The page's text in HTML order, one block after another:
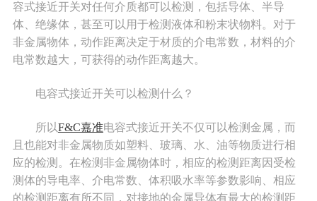
容式接近开关对任何介质都可以检测，包括导体、半导
体、绝缘体，甚至可以用于检测液体和粉末状物料。对于
非金属物体，动作距离决定于材质的介电常数，材料的介
电常数越大，可获得的动作距离越大。
电容式接近开关可以检测什么？
所以F&C嘉准电容式接近开关不仅可以检测金属，而
且也能对非金属物质如塑料、玻璃、水、油等物质进行相
应的检测。在检测非金属物体时，相应的检测距离因受检
测体的导电率、介电常数、体积吸水率等参数影响、相应
的检测距离有所不同，对接地的金属导体有最大的检测距